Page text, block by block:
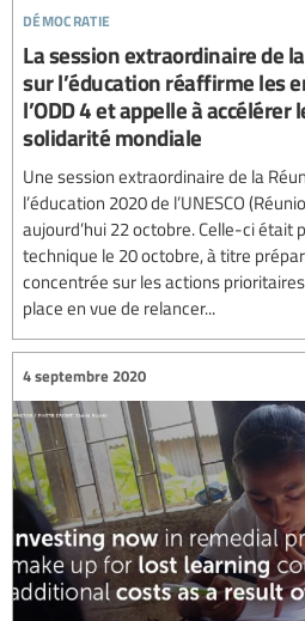
démocratie
La session extraordinaire de
sur l’éducation réaffirme les
l’ODD 4 et appelle à
solidarité mondiale
Une session extraordinaire de la
l’éducation 2020 de l’UNESCO
aujourd’hui 22 octobre. Celle-ci était
technique le 20 octobre, à titre
concentrée sur les actions
place en vue de relancer...
4 septembre 2020